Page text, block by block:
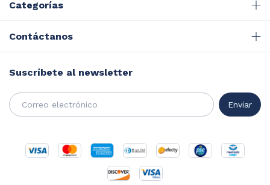
Categorías
Contáctanos
Suscríbete al newsletter